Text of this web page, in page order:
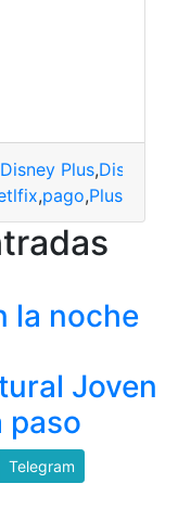
Disney Plus,Disney+
,pago,Plus
la noche
Joven
paso
Telegram